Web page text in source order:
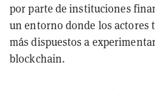
por parte de instituciones
un entorno donde los actores
más dispuestos a
blockchain.